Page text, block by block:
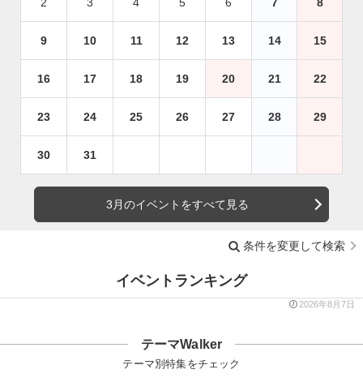
9 10 11 12 13 14 15
16 17 18 19 20 21 22
23 24 25 26 27 28 29
30 31
3月のイベントをすべて見る
条件を変更して検索
イベントランキング
2026年8月7日
テーマWalker
テーマ別特集をチェック